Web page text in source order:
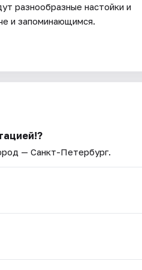
разнообразные настойки и
и запоминающимся.
— Санкт-Петербург.